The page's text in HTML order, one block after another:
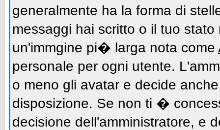
generalmente ha la forma di
messaggi hai scritto o il tuo
un'immgine pi� larga nota come
personale per ogni utente.
o meno gli avatar e decide
disposizione. Se non ti �
decisione dell'amministratore, e